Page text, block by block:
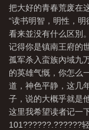
把大好的青春荒废在
“读书明智，明性，
看来並没有什么区別
记得你是镇南王府的
孤军杀入蛮族內域九
的英雄气慨，你怎么
道，神色平静，这几
子，说的大概乎就是
这里我希望读者记一
101??????.??????